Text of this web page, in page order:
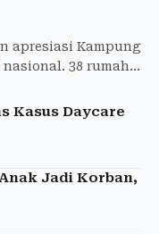
apresiasi Kampung
38 rumah
Kasus Daycare
Jadi Korban,